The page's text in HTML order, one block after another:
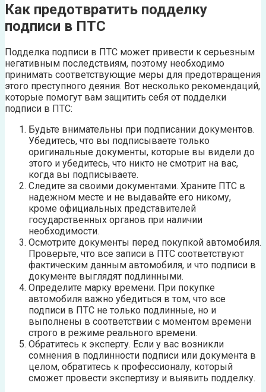
Как предотвратить подделку
подписи в ПТС
Подделка подписи в ПТС может привести к серьезным
негативным последствиям, поэтому необходимо
принимать соответствующие меры для предотвращения
этого преступного деяния. Вот несколько рекомендаций,
которые помогут вам защитить себя от подделки
подписи в ПТС:
Будьте внимательны при подписании документов.
Убедитесь, что вы подписываете только
оригинальные документы, которые вы видели до
этого и убедитесь, что никто не смотрит на вас,
когда вы подписываете.
Следите за своими документами. Храните ПТС в
надежном месте и не выдавайте его никому,
кроме официальных представителей
государственных органов при наличии
необходимости.
Осмотрите документы перед покупкой автомобиля.
Проверьте, что все записи в ПТС соответствуют
фактическим данным автомобиля, и что подписи в
документе выглядят подлинными.
Определите марку времени. При покупке
автомобиля важно убедиться в том, что все
подписи в ПТС не только подлинные, но и
выполнены в соответствии с моментом времени
строго в режиме реального времени.
Обратитесь к эксперту. Если у вас возникли
сомнения в подлинности подписи или документа в
целом, обратитесь к профессионалу, который
сможет провести экспертизу и выявить подделку.